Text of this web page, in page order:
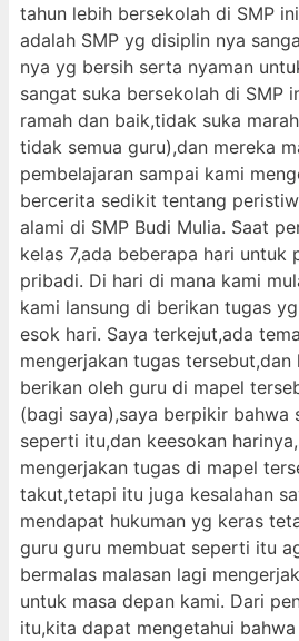
tahun lebih bersekolah di SMP
adalah SMP yg disiplin nya
nya yg bersih serta nyaman
sangat suka bersekolah di SMP
ramah dan baik,tidak suka
tidak semua guru),dan mereka
pembelajaran sampai kami
bercerita sedikit tentang
alami di SMP Budi Mulia. Saat
kelas 7,ada beberapa hari untuk
pribadi. Di hari di mana kami
kami lansung di berikan tugas
esok hari. Saya terkejut,ada
mengerjakan tugas tersebut,dan
berikan oleh guru di mapel
(bagi saya),saya berpikir bahwa
seperti itu,dan keesokan
mengerjakan tugas di mapel
takut,tetapi itu juga kesalahan
mendapat hukuman yg keras
guru guru membuat seperti itu
bermalas malasan lagi
untuk masa depan kami. Dari
itu,kita dapat mengetahui